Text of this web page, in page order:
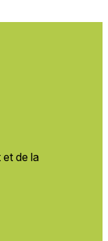
et de la